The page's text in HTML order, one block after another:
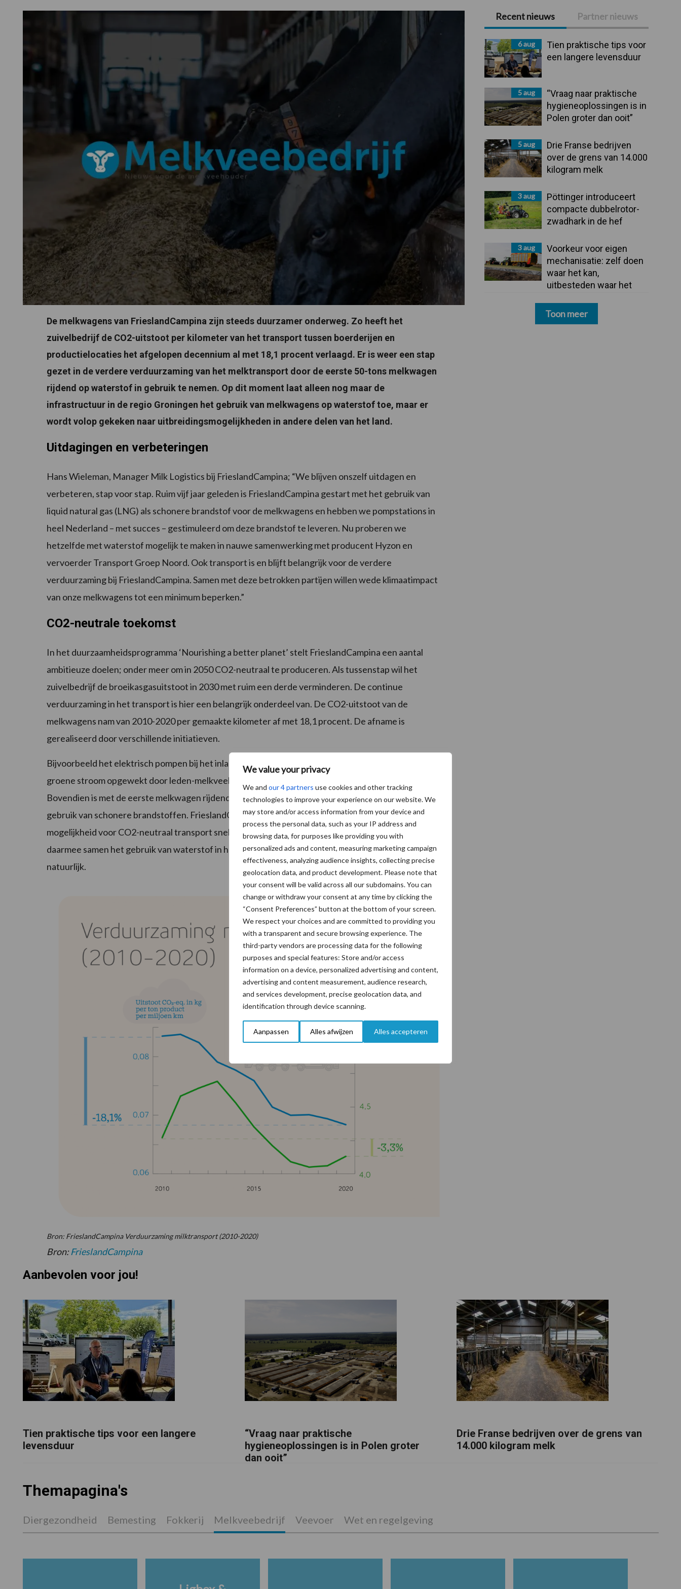
We value your privacy
We and our 4 partners use cookies and other tracking
technologies to improve your experience on our website. We
may store and/or access information from your device and
process the personal data, such as your IP address and
browsing data, for purposes like providing you with
personalized ads and content, measuring marketing campaign
effectiveness, analyzing audience insights, collecting precise
geolocation data, and product development. Please note that
your consent will be valid across all our subdomains. You can
change or withdraw your consent at any time by clicking the
“Consent Preferences” button at the bottom of your screen.
We respect your choices and are committed to providing you
with a transparent and secure browsing experience. The
third-party vendors are processing data for the following
purposes and special features: Store and/or access
information on a device, personalized advertising and content,
advertising and content measurement, audience research,
and services development, precise geolocation data, and
identification through device scanning.
Aanpassen Alles afwijzen Alles accepteren
De melkwagens van FrieslandCampina zijn steeds duurzamer onderweg. Zo heeft het
zuivelbedrijf de CO2-uitstoot per kilometer van het transport tussen boerderijen en
productielocaties het afgelopen decennium al met 18,1 procent verlaagd. Er is weer een stap
gezet in de verdere verduurzaming van het melktransport door de eerste 50-tons melkwagen
rijdend op waterstof in gebruik te nemen. Op dit moment laat alleen nog maar de
infrastructuur in de regio Groningen het gebruik van melkwagens op waterstof toe, maar er
wordt volop gekeken naar uitbreidingsmogelijkheden in andere delen van het land.
Uitdagingen en verbeteringen
Hans Wieleman, Manager Milk Logistics bij FrieslandCampina; “We blijven onszelf uitdagen en
verbeteren, stap voor stap. Ruim vijf jaar geleden is FrieslandCampina gestart met het gebruik van
liquid natural gas (LNG) als schonere brandstof voor de melkwagens en hebben we pompstations in
heel Nederland – met succes – gestimuleerd om deze brandstof te leveren. Nu proberen we
hetzelfde met waterstof mogelijk te maken in nauwe samenwerking met producent Hyzon en
vervoerder Transport Groep Noord. Ook transport is en blijft belangrijk voor de verdere
verduurzaming bij FrieslandCampina. Samen met deze betrokken partijen willen wede klimaatimpact
van onze melkwagens tot een minimum beperken.”
CO2-neutrale toekomst
In het duurzaamheidsprogramma ‘Nourishing a better planet’ stelt FrieslandCampina een aantal
ambitieuze doelen; onder meer om in 2050 CO2-neutraal te produceren. Als tussenstap wil het
zuivelbedrijf de broeikasgasuitstoot in 2030 met ruim een derde verminderen. De continue
verduurzaming in het transport is hier een belangrijk onderdeel van. De CO2-uitstoot van de
melkwagens nam van 2010-2020 per gemaakte kilometer af met 18,1 procent. De afname is
gerealiseerd door verschillende initiatieven.
Bijvoorbeeld het elektrisch pompen bij het inladen van de melk op het erf; door gebruik te maken van
groene stroom opgewekt door leden-melkveehouders of door de zonnecellen op de melkwagens.
Bovendien is met de eerste melkwagen rijdend op waterstof, een volgende stap is gezet in het
gebruik van schonere brandstoffen. FrieslandCampina nodigt alle betrokken partijen uit om deze
mogelijkheid voor CO2-neutraal transport snel uit te breiden naar andere delen van het land. En
daarmee samen het gebruik van waterstof in het transport te versnellen – en het klimaat te helpen
natuurlijk.
Bron: FrieslandCampina Verduurzaming milktransport (2010-2020)
Bron:FrieslandCampina
Primaire
Sidebar
Recent nieuws Partner nieuws
6 aug
Tien praktische tips voor
een langere levensduur
5 aug
“Vraag naar praktische
hygieneoplossingen is in
Polen groter dan ooit”
5 aug
Drie Franse bedrijven
over de grens van 14.000
kilogram melk
3 aug
Pöttinger introduceert
compacte dubbelrotor-
zwadhark in de hef
3 aug
Voorkeur voor eigen
mechanisatie: zelf doen
waar het kan,
uitbesteden waar het
Toon meer
Aanbevolen voor jou!
Tien praktische tips voor een langere
levensduur
“Vraag naar praktische
hygieneoplossingen is in Polen groter
dan ooit”
Drie Franse bedrijven over de grens van
14.000 kilogram melk
Themapagina's
Diergezondheid Bemesting Fokkerij Melkveebedrijf Veevoer Wet en regelgeving